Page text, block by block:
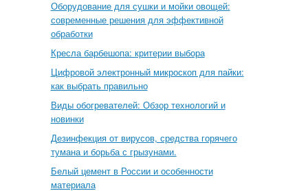
Оборудование для сушки и мойки овощей:
современные решения для эффективной
обработки
Кресла барбешопа: критерии выбора
Цифровой электронный микроскоп для пайки:
как выбрать правильно
Виды обогревателей: Обзор технологий и
новинки
Дезинфекция от вирусов, средства горячего
тумана и борьба с грызунами.
Белый цемент в России и особенности
материала